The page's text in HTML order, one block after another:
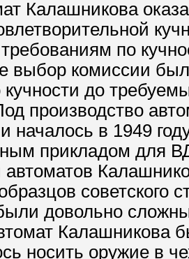
Калашникова
по
выбор комиссии
кучности до
производство
началось в 1949
прикладом для
советского
довольно
Калашникова
носить оружие в